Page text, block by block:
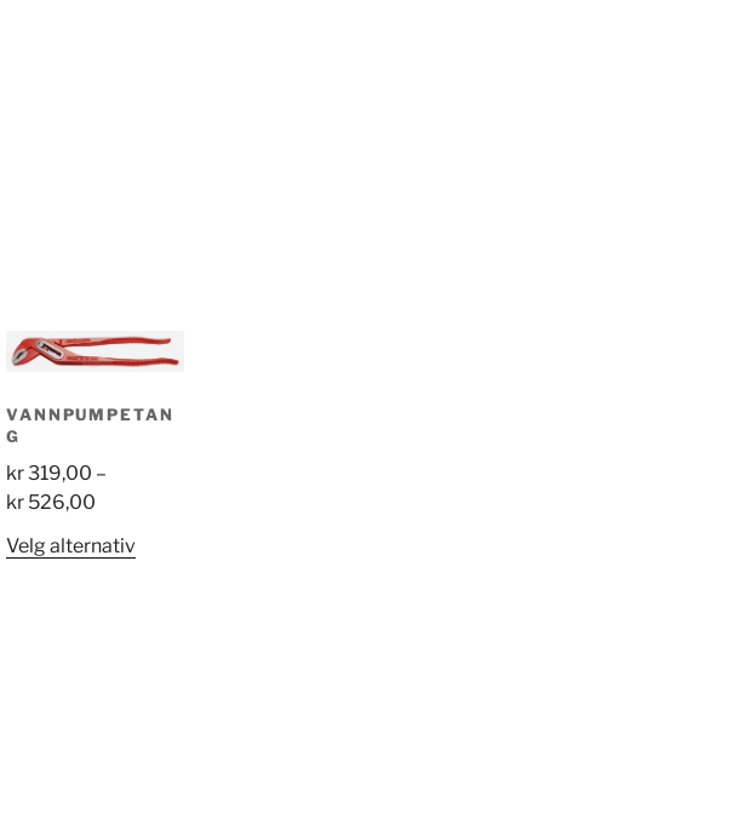
VANNPUMPETAN
G
kr319,00 –
kr526,00Price
kr 319,00
Velg alternativDette